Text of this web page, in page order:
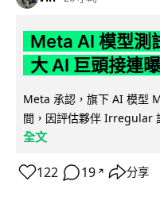
Meta AI 模型測
大 AI 巨頭接連
Meta 承認，旗下 AI 模型
間，因評估夥伴 Irregular
全文
122 19 ↗ 分享